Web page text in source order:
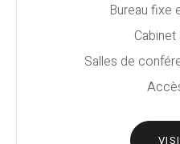
Bureau fixe
Salles de